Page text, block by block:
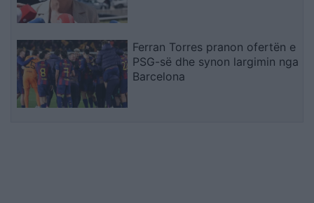
Ferran Torres pranon ofertën e
PSG-së dhe synon largimin nga
Barcelona